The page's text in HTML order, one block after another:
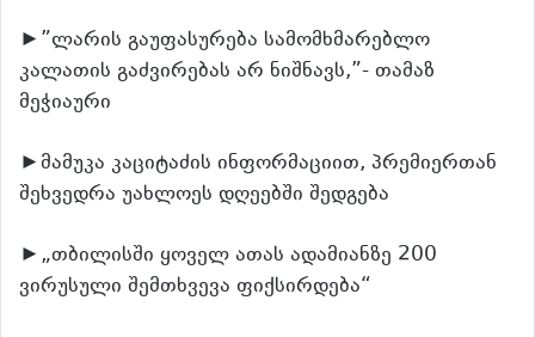
►”ლარის გაუფასურება სამომხმარებლო
კალათის გაძვირებას არ ნიშნავს,”- თამაზ
მეჭიაური
►მამუკა კაციტაძის ინფორმაციით, პრემიერთან
შეხვედრა უახლოეს დღეებში შედგება
►„თბილისში ყოველ ათას ადამიანზე 200
ვირუსული შემთხვევა ფიქსირდება“